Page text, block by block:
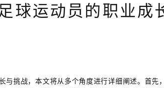
球运动员的职业成
与挑战，本文将从多个角度进行详细阐述。首先